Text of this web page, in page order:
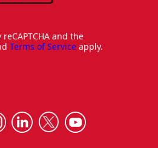
and the
Terms of Service apply.